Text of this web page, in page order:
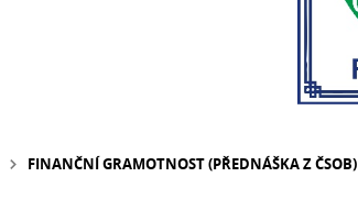
FINANČNÍ GRAMOTNOST (PŘEDNÁŠKA Z ČSOB)